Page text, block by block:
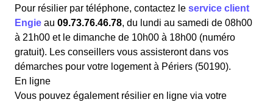
Pour résilier par téléphone, contactez le service client
Engie au 09.73.76.46.78, du lundi au samedi de 08h00
à 21h00 et le dimanche de 10h00 à 18h00 (numéro
gratuit). Les conseillers vous assisteront dans vos
démarches pour votre logement à Périers (50190).
En ligne
Vous pouvez également résilier en ligne via votre